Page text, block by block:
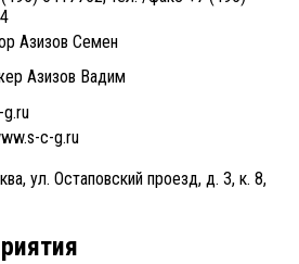
Азизов Семен
Азизов Вадим
c-g.ru
ул. Остаповский проезд, д. 3, к. 8,